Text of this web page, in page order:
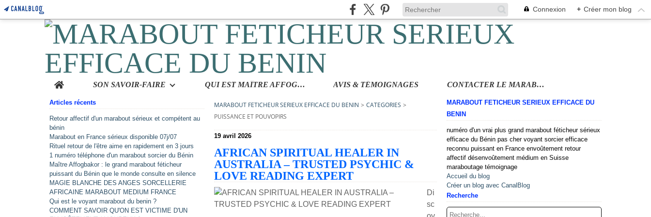
Connexion + Créer mon blog
Home SON SAVOIR-FAIRE QUI EST MAÎTRE AFFOGBAKOR AVIS & TÉMOIGNAGES CONTACTER LE MARABOUT
Articles récents
Retour affectif d'un marabout sérieux et compétent au
bénin
Marabout en France sérieux disponible 07j/07
Rituel retour de l'être aime en rapidement en 3 jours
1 numéro téléphone d'un marabout sorcier du Bénin
Maître Affogbakor : le grand marabout féticheur
puissant du Bénin que le monde consulte en silence
MAGIE BLANCHE DES ANGES SORCELLERIE
AFRICAINE MARABOUT MEDIUM FRANCE
Qui est le voyant marabout du benin ?
COMMENT SAVOIR QU'ON EST VICTIME D'UN
MARABOUT FETICHEUR SERIEUX EFFICACE DU BENIN > CATEGORIES >
PUISSANCE ET POUVOPIRS
19 avril 2026
AFRICAN SPIRITUAL HEALER IN
AUSTRALIA – TRUSTED PSYCHIC &
LOVE READING EXPERT
Di
sc
MARABOUT FETICHEUR SERIEUX EFFICACE DU
BENIN
numéro d'un vrai plus grand marabout féticheur sérieux
efficace du Bénin pas cher voyant sorcier efficace
reconnu puissant en France envoûtement retour
affectif désenvoûtement médium en Suisse
maraboutage témoignage
Accueil du blog
Créer un blog avec CanalBlog
Recherche